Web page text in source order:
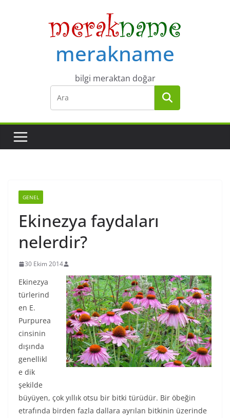
merakname
bilgi meraktan doğar
GENEL
Ekinezya faydaları
nelerdir?
30 Ekim 2014
Ekinezya
türlerind
en E.
Purpurea
cinsinin
dışında
genellikl
e dik
şekilde
büyüyen, çok yıllık otsu bir bitki türüdür. Bir öbeğin
etrafında birden fazla dallara ayrılan bitkinin üzerinde